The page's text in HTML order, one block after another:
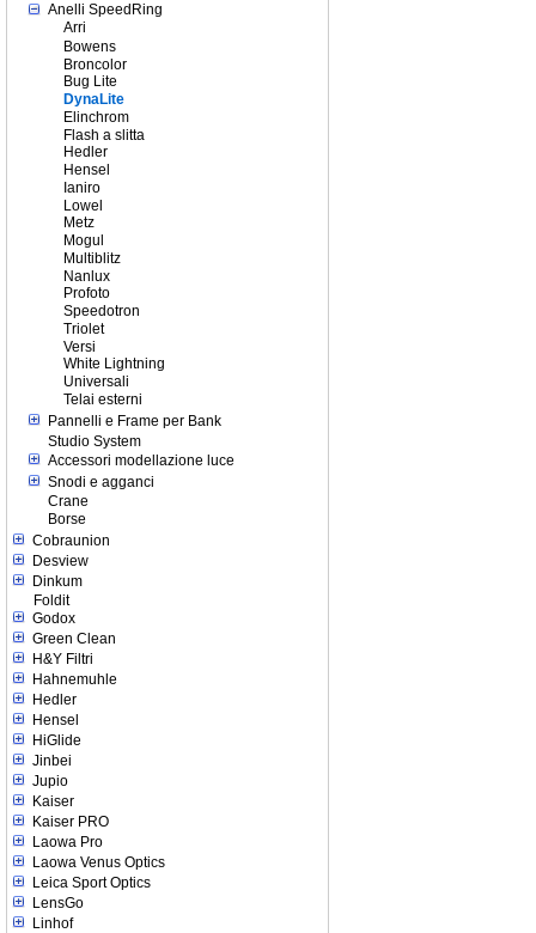
Anelli SpeedRing
Arri
Bowens
Broncolor
Bug Lite
DynaLite
Elinchrom
Flash a slitta
Hedler
Hensel
Ianiro
Lowel
Metz
Mogul
Multiblitz
Nanlux
Profoto
Speedotron
Triolet
Versi
White Lightning
Universali
Telai esterni
Pannelli e Frame per Bank
Studio System
Accessori modellazione luce
Snodi e agganci
Crane
Borse
Cobraunion
Desview
Dinkum
Foldit
Godox
Green Clean
H&Y Filtri
Hahnemuhle
Hedler
Hensel
HiGlide
Jinbei
Jupio
Kaiser
Kaiser PRO
Laowa Pro
Laowa Venus Optics
Leica Sport Optics
LensGo
Linhof